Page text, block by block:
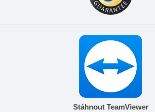
Stáhnout TeamViewer